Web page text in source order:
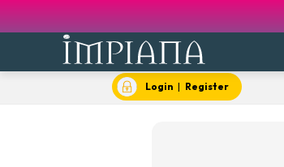
Login | Register